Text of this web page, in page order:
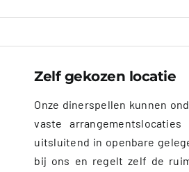
Zelf gekozen locatie
Onze dinerspellen kunnen
vaste
uitsluitend in openbare
bij ons en regelt zelf de